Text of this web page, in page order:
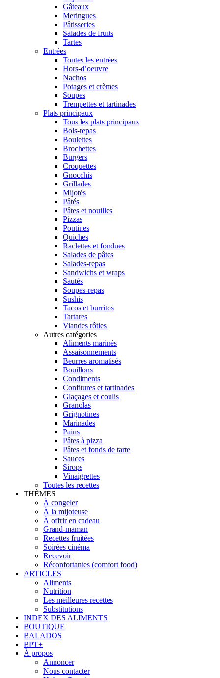
Gâteaux
Meringues
Pâtisseries
Salades de fruits
Tartes
Entrées
Toutes les entrées
Hors-d’oeuvre
Nachos
Potages et crèmes
Soupes
Trempettes et tartinades
Plats principaux
Tous les plats principaux
Bols-repas
Boulettes
Brochettes
Burgers
Croquettes
Gnocchis
Grillades
Mijotés
Pâtés
Pâtes et nouilles
Pizzas
Poutines
Quiches
Raclettes et fondues
Salades de pâtes
Salades-repas
Sandwichs et wraps
Sautés
Soupes-repas
Sushis
Tacos et burritos
Tartares
Viandes rôties
Autres catégories
Aliments marinés
Assaisonnements
Beurres aromatisés
Bouillons
Condiments
Confitures et tartinades
Glaçages et coulis
Granolas
Grignotines
Marinades
Pains
Pâtes à pizza
Pâtes et fonds de tarte
Sauces
Sirops
Vinaigrettes
Toutes les recettes
THÈMES
À congeler
À la mijoteuse
À offrir en cadeau
Grand-maman
Recettes fruitées
Soirées cinéma
Recevoir
Réconfortantes (comfort food)
ARTICLES
Aliments
Nutrition
Les meilleures recettes
Substitutions
INDEX DES ALIMENTS
BOUTIQUE
BALADOS
BPT+
À propos
Annoncer
Nous contacter